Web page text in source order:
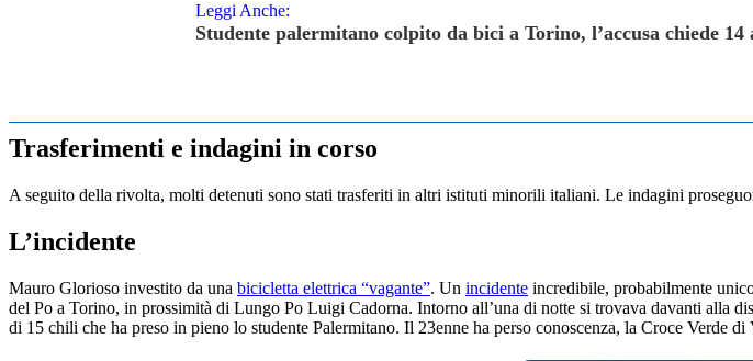
Leggi Anche:
Studente palermitano colpito da bici a Torino, l’accusa chiede
Trasferimenti e indagini in corso
A seguito della rivolta, molti detenuti sono stati trasferiti in altri istituti minorili italiani. Le indagini
L’incidente
Mauro Glorioso investito da una bicicletta elettrica “vagante”. Un incidente incredibile, probabilmente
del Po a Torino, in prossimità di Lungo Po Luigi Cadorna. Intorno all’una di notte si trovava davanti alla
di 15 chili che ha preso in pieno lo studente Palermitano. Il 23enne ha perso conoscenza, la Croce Verde